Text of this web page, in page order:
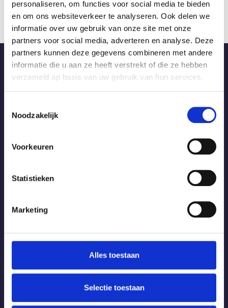
personaliseren, om functies voor social media te bieden
en om ons websiteverkeer te analyseren. Ook delen we
informatie over uw gebruik van onze site met onze
partners voor social media, adverteren en analyse. Deze
partners kunnen deze gegevens combineren met andere
informatie die u aan ze heeft verstrekt of die ze hebben
verzameld op basis van uw gebruik van hun services.
Noodzakelijk
Voorkeuren
Statistieken
Marketing
Alles toestaan
Selectie toestaan
Producten
Balkon zonneschermen: optimale
Producten
Beste merk knikarmscherm:
kwaliteit en keuze